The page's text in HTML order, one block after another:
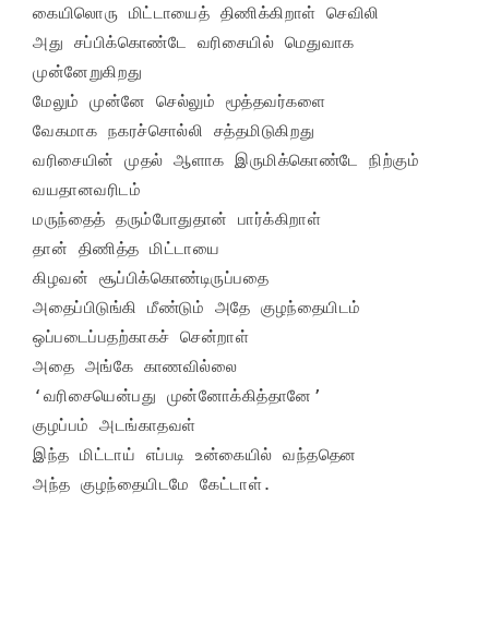
கையிலொரு மிட்டாயைத் திணிக்கிறாள் செவிலி
அது சப்பிக்கொண்டே வரிசையில் மெதுவாக
முன்னேறுகிறது
மேலும் முன்னே செல்லும் மூத்தவர்களை
வேகமாக நகரச்சொல்லி சத்தமிடுகிறது
வரிசையின் முதல் ஆளாக இருமிக்கொண்டே நிற்கும்
வயதானவரிடம்
மருந்தைத் தரும்போதுதான் பார்க்கிறாள்
தான் திணித்த மிட்டாயை
கிழவன் சூப்பிக்கொண்டிருப்பதை
அதைப்பிடுங்கி மீண்டும் அதே குழந்தையிடம்
ஒப்படைப்பதற்காகச் சென்றாள்
அதை அங்கே காணவில்லை
‘வரிசையென்பது முன்னோக்கித்தானே’
குழப்பம் அடங்காதவள்
இந்த மிட்டாய் எப்படி உன்கையில் வந்ததென
அந்த குழந்தையிடமே கேட்டாள்.